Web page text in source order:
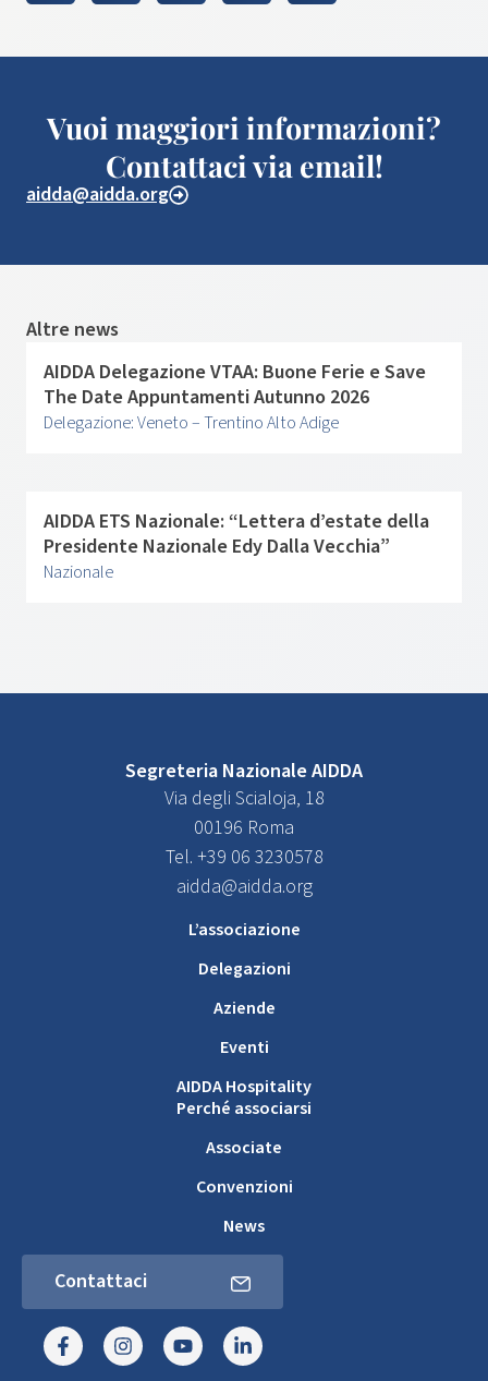
Vuoi maggiori informazioni?
Contattaci via email!
aidda@aidda.org
Altre news
AIDDA Delegazione VTAA: Buone Ferie e Save
The Date Appuntamenti Autunno 2026
Delegazione: Veneto – Trentino Alto Adige
AIDDA ETS Nazionale: “Lettera d’estate della
Presidente Nazionale Edy Dalla Vecchia”
Nazionale
Segreteria Nazionale AIDDA
Via degli Scialoja, 18
00196 Roma
Tel. +39 06 3230578
aidda@aidda.org
L’associazione
Delegazioni
Aziende
Eventi
AIDDA Hospitality
Perché associarsi
Associate
Convenzioni
News
Contattaci